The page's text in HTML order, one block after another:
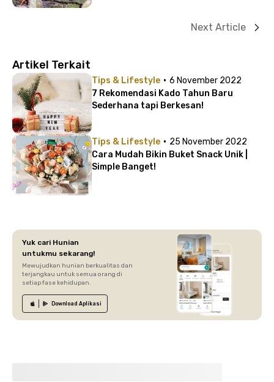
Next Article
Artikel Terkait
Tips & Lifestyle · 6 November 2022
7 Rekomendasi Kado Tahun Baru
Sederhana tapi Berkesan!
Tips & Lifestyle · 25 November 2022
Cara Mudah Bikin Buket Snack Unik |
Simple Banget!
Yuk cari Hunian
untukmu sekarang!
Mewujudkan hunian berkualitas dan
terjangkau untuk semua orang di
setiap fase kehidupan.
Download Aplikasi